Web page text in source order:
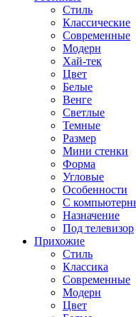
Стиль
Классические
Современные
Модерн
Хай-тек
Цвет
Белые
Венге
Светлые
Темные
Размер
Мини стенки
Форма
Угловые
Особенности
С
Назначение
Под телевизор
Прихожие
Стиль
Классика
Современные
Модерн
Цвет